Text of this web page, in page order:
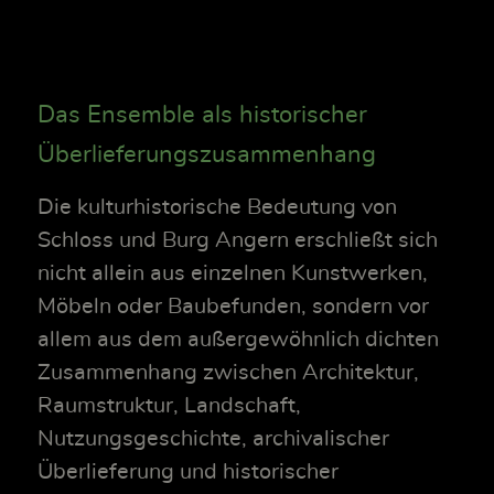
Das Ensemble als historischer
Überlieferungszusammenhang
Die kulturhistorische Bedeutung von
Schloss und Burg Angern erschließt sich
nicht allein aus einzelnen Kunstwerken,
Möbeln oder Baubefunden, sondern vor
allem aus dem außergewöhnlich dichten
Zusammenhang zwischen Architektur,
Raumstruktur, Landschaft,
Nutzungsgeschichte, archivalischer
Überlieferung und historischer